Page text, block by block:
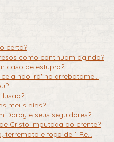
certa?
como continuam agindo?
caso de estupro?
nao ira' no arrebatame...
meus dias?
Darby e seus seguidores?
Cristo imputada ao crente?
terremoto e fogo de 1 Re...